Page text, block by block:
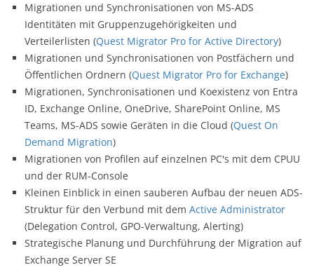
Migrationen und Synchronisationen von MS-ADS
Identitäten mit Gruppenzugehörigkeiten und
Verteilerlisten (Quest Migrator Pro for Active Directory)
Migrationen und Synchronisationen von Postfächern und
Öffentlichen Ordnern (Quest Migrator Pro for Exchange)
Migrationen, Synchronisationen und Koexistenz von Entra
ID, Exchange Online, OneDrive, SharePoint Online, MS
Teams, MS-ADS sowie Geräten in die Cloud (Quest On
Demand Migration)
Migrationen von Profilen auf einzelnen PC's mit dem CPUU
und der RUM-Console
Kleinen Einblick in einen sauberen Aufbau der neuen ADS-
Struktur für den Verbund mit dem Active Administrator
(Delegation Control, GPO-Verwaltung, Alerting)
Strategische Planung und Durchführung der Migration auf
Exchange Server SE